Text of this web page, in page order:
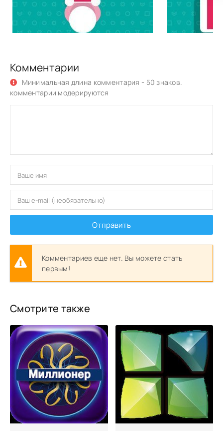
Комментарии
Минимальная длина комментария - 50 знаков.
комментарии модерируются
Отправить
Комментариев еще нет. Вы можете стать
первым!
Смотрите также